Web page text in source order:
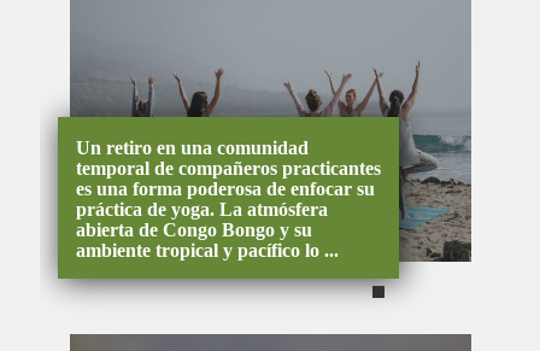
Un retiro en una comunidad
temporal de compañeros practicantes
es una forma poderosa de enfocar su
práctica de yoga. La atmósfera
abierta de Congo Bongo y su
ambiente tropical y pacífico lo ...